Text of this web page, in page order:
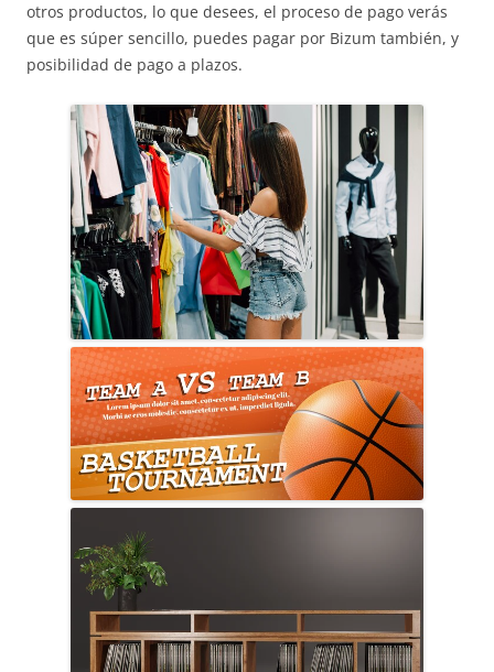
otros productos, lo que desees, el proceso de pago verás
que es súper sencillo, puedes pagar por Bizum también, y
posibilidad de pago a plazos.